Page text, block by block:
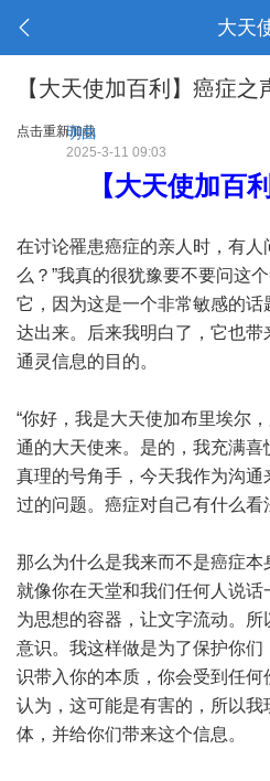
大天
【大天使加百利】癌症之
点击重新加载
明曲
2025-3-11 09:03
【大天使加百
在讨论罹患癌症的亲人时，有人
么？”我真的很犹豫要不要问这
它，因为这是一个非常敏感的
达出来。后来我明白了，它也
通灵信息的目的。
“你好，我是大天使加布里埃尔
通的大天使来。是的，我充满喜
真理的号角手，今天我作为沟
过的问题。癌症对自己有什么看
那么为什么是我来而不是癌症本
就像你在天堂和我们任何人说
为思想的容器，让文字流动。
意识。我这样做是为了保护你
识带入你的本质，你会受到任
认为，这可能是有害的，所以
体，并给你们带来这个信息。